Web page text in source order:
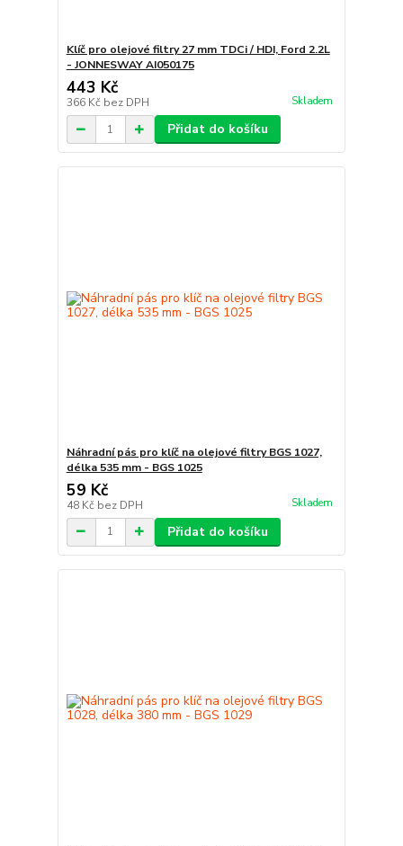
Klíč pro olejové filtry 27 mm TDCi / HDI, Ford 2.2L
- JONNESWAY AI050175
443 Kč
366 Kč bez DPH Skladem
Přidat do košíku
Náhradní pás pro klíč na olejové filtry BGS 1027,
délka 535 mm - BGS 1025
59 Kč
48 Kč bez DPH Skladem
Přidat do košíku